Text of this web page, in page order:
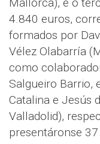
4.840 euros,
formados por
Vélez Olabarría
como
Salgueiro Barrio,
Catalina e Jesús
Valladolid),
presentáronse 37